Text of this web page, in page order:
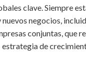
clave. Siempre
negocios,
conjuntas, que
estrategia de